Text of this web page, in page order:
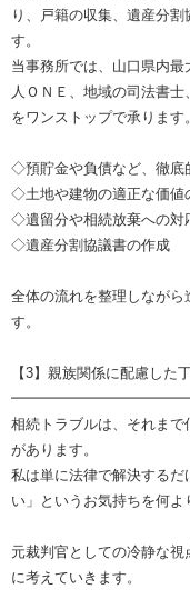
り、戸籍の収集、遺産分
す。
当事務所では、山口県内
人ＯＮＥ、地域の司法書
をワンストップで承ります。
◇預貯金や負債など、徹底
◇土地や建物の適正な価値
◇遺留分や相続放棄への対
◇遺産分割協議書の作成
全体の流れを整理しながら
す。
【3】親族関係に配慮した
相続トラブルは、それまで
があります。
私は単に法律で解決する
い」というお気持ちを何よ
元裁判官としての冷静な
に考えていきます。